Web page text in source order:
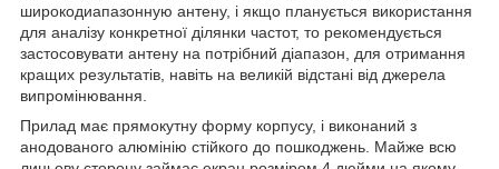
широкодиапазонную антену, і якщо планується використання
для аналізу конкретної ділянки частот, то рекомендується
застосовувати антену на потрібний діапазон, для отримання
кращих результатів, навіть на великій відстані від джерела
випромінювання.
Прилад має прямокутну форму корпусу, і виконаний з
анодованого алюмінію стійкого до пошкоджень. Майже всю